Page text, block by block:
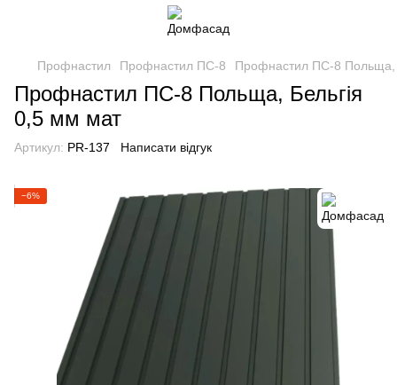
Профнастил Профнастил ПС-8 Профнастил ПС-8 Польща,
Профнастил ПС-8 Польща, Бельгія
0,5 мм мат
Артикул: PR-137 Написати відгук
−6%